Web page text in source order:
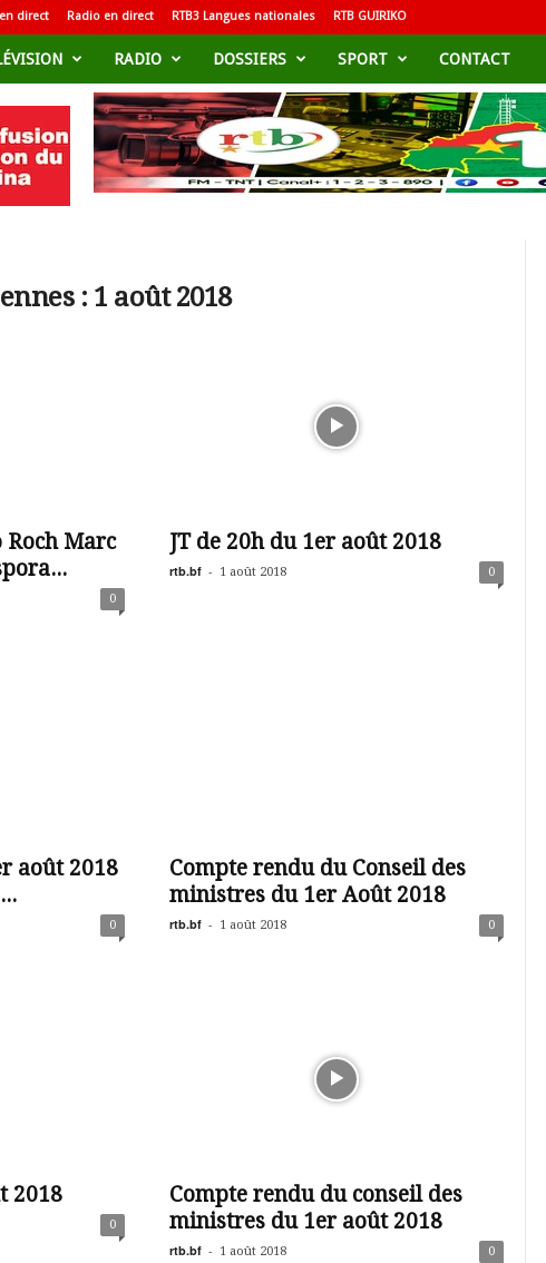
direct Radio en direct RTB3 Langues nationales RTB GUIRIKO
RADIO DOSSIERS SPORT CONTACT
: 1 août 2018
Roch Marc
0
JT de 20h du 1er août 2018
rtb.bf - 1 août 2018 0
août 2018
0
Compte rendu du Conseil des
ministres du 1er Août 2018
rtb.bf - 1 août 2018 0
2018
0
Compte rendu du conseil des
ministres du 1er août 2018
rtb.bf - 1 août 2018 0